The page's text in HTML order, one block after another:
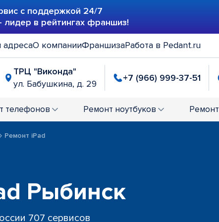
с поддержкой 24/7
лидер в рейтингах франшиз!
адресаО компанииФраншизаРабота в Pedant.ru
ТРЦ "Виконда"
ул. Бабушкина, д. 29
+7 (966) 999-37-51
телефонов Ремонт ноутбуков Ремонт
Ремонт iPad
Рыбинск
707 сервисов